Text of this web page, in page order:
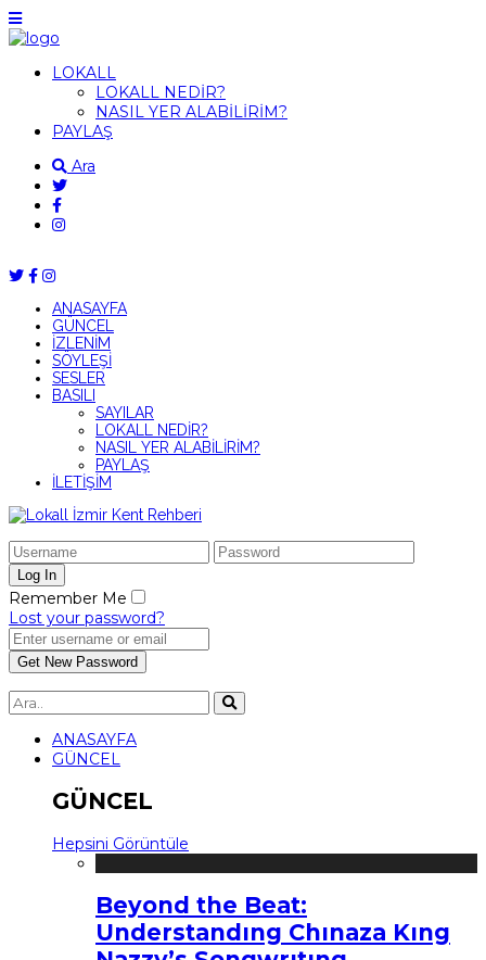
LOKALL
LOKALL NEDİR?
NASIL YER ALABİLİRİM?
PAYLAŞ
Ara
ANASAYFA
GÜNCEL
İZLENİM
SÖYLEŞİ
SESLER
BASILI
SAYILAR
LOKALL NEDİR?
NASIL YER ALABİLİRİM?
PAYLAŞ
İLETİŞİM
Remember Me
Lost your password?
ANASAYFA
GÜNCEL
GÜNCEL
Hepsini Görüntüle
Beyond the Beat:
Understandıng Chınaza Kıng